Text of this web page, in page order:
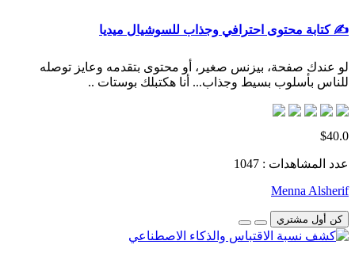
✍️ كتابة محتوى احترافي وجذاب للسوشيال ميديا
لو عندك صفحة، بيزنس صغير، أو محتوى بتقدمه وعايز توصله
للناس بأسلوب بسيط وجذاب... أنا هكتبلك بوستات ..
$40.0
عدد المشاهدات : 1047
Menna Alsherif
كن أول مشتري